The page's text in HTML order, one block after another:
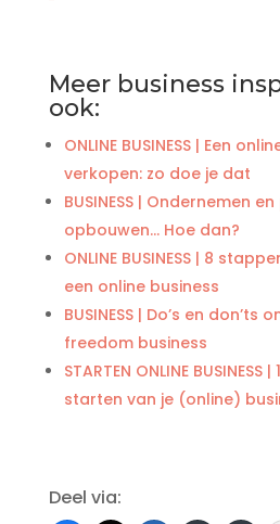
Meer business
ook:
ONLINE BUSINESS | Een
verkopen: zo doe je dat
BUSINESS | Ondernemen
opbouwen… Hoe dan?
ONLINE BUSINESS | 8
een online business
BUSINESS | Do’s en
freedom business
STARTEN ONLINE
starten van je (online)
Deel via: